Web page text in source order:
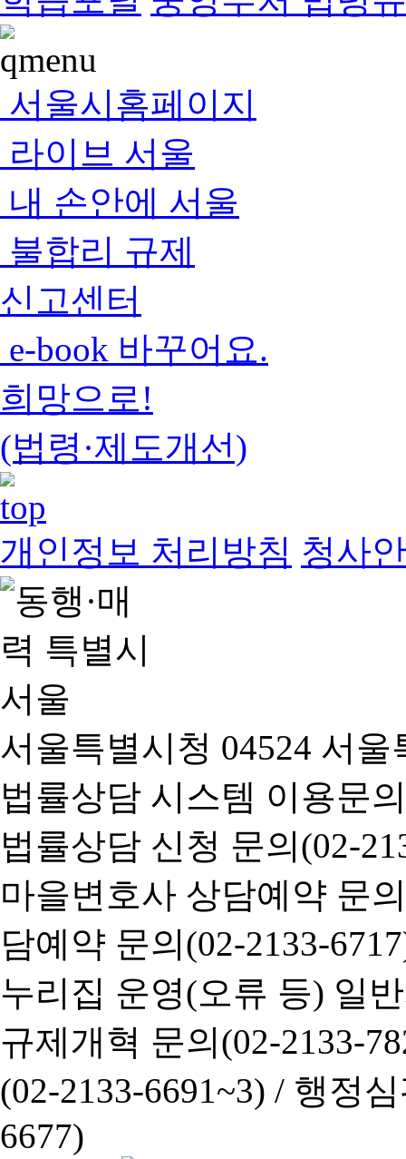
서울시홈페이지
라이브 서울
내 손안에 서울
불합리 규제
신고센터
e-book 바꾸어요.
희망으로!
(법령·제도개선)
개인정보 처리방침 청사
서울특별시청 04524 서
법률상담 시스템 이용문
법률상담 신청 문의(02-
마을변호사 상담예약 문
담예약 문의(02-2133-
누리집 운영(오류 등) 일
규제개혁 문의(02-2133-
(02-2133-6691~3) / 행정심
6677)